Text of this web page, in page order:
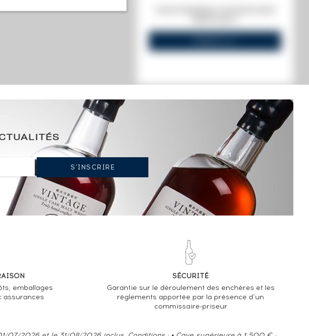
TENDANCE ACTUELLE DE LA COTE
TENDANCE À LA BAISSE
EN 2026 PAR RAPPORT À 2025
emballages
assurances
SÉCURITÉ
Garantie sur le déroulement des enchères et les
règlements apportée par la présence d’un
commissaire-priseur